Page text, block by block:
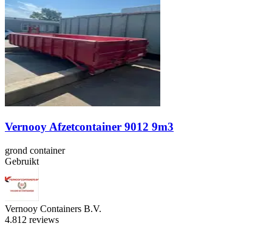
Vernooy Afzetcontainer 9012 9m3
grond container
Gebruikt
Vernooy Containers B.V.
4.812 reviews